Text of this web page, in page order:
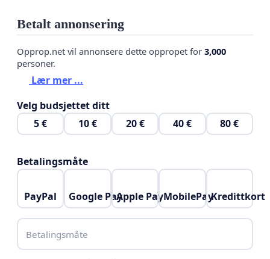
Betalt annonsering
Opprop.net vil annonsere dette oppropet for 3,000
personer.
Lær mer ...
Velg budsjettet ditt
5 €
10 € 20 € 40 € 80 €
Betalingsmåte
PayPal Google PayApple PayMobilePayKredittkort
Betalingsmåte